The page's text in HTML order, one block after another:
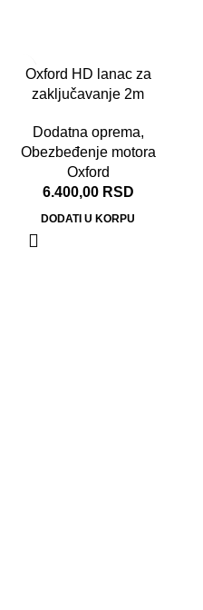
Oxford HD lanac za
zaključavanje 2m
Dodatna oprema,
Obezbeđenje motora
Oxford
6.400,00 RSD
DODATI U KORPU